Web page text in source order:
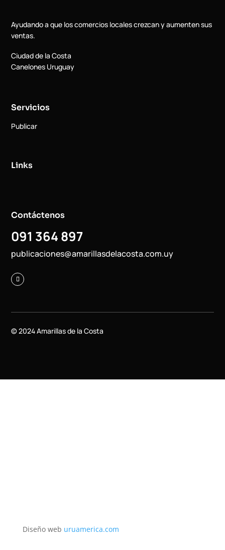
Ayudando a que los comercios locales crezcan y aumenten sus
ventas.
Ciudad de la Costa
Canelones Uruguay
Servicios
Publicar
Links
Contáctenos
091 364 897
publicaciones@amarillasdelacosta.com.uy
© 2024 Amarillas de la Costa
Diseño web uruamerica.com